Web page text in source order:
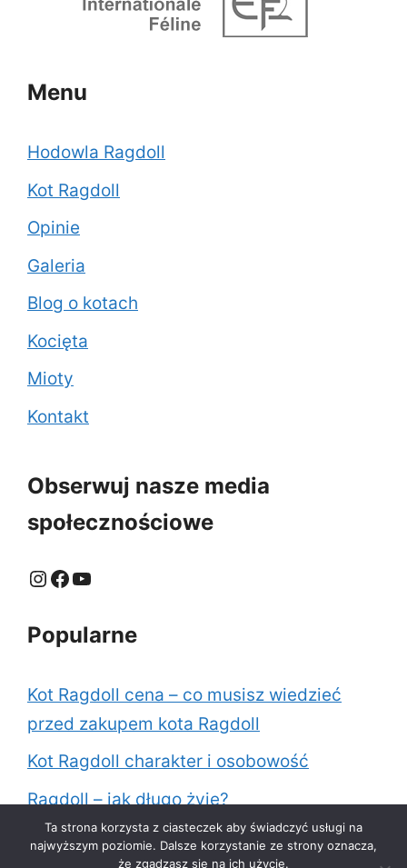
Menu
Hodowla Ragdoll
Kot Ragdoll
Opinie
Galeria
Blog o kotach
Kocięta
Mioty
Kontakt
Obserwuj nasze media
społecznościowe
Instagram
Facebook
YouTube
Popularne
Kot Ragdoll cena – co musisz wiedzieć
przed zakupem kota Ragdoll
Kot Ragdoll charakter i osobowość
Ragdoll – jak długo żyje?
Jak karmić kota Ragdoll?
Ta strona korzysta z ciasteczek aby świadczyć usługi na
najwyższym poziomie. Dalsze korzystanie ze strony oznacza,
że zgadzasz się na ich użycie.